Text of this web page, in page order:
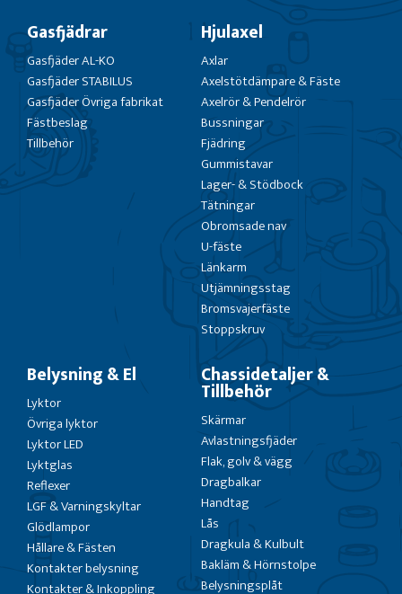
Gasfjädrar
Gasfjäder AL-KO
Gasfjäder STABILUS
Gasfjäder Övriga fabrikat
Fästbeslag
Tillbehör
Hjulaxel
Axlar
Axelstötdämpare & Fäste
Axelrör & Pendelrör
Bussningar
Fjädring
Gummistavar
Lager- & Stödbock
Tätningar
Obromsade nav
U-fäste
Länkarm
Utjämningsstag
Bromsvajerfäste
Stoppskruv
Belysning & El
Lyktor
Övriga lyktor
Lyktor LED
Lyktglas
Reflexer
LGF & Varningskyltar
Glödlampor
Hållare & Fästen
Kontakter belysning
Kontakter & Inkoppling
Chassidetaljer &
Tillbehör
Skärmar
Avlastningsfjäder
Flak, golv & vägg
Dragbalkar
Handtag
Lås
Dragkula & Kulbult
Bakläm & Hörnstolpe
Belysningsplåt